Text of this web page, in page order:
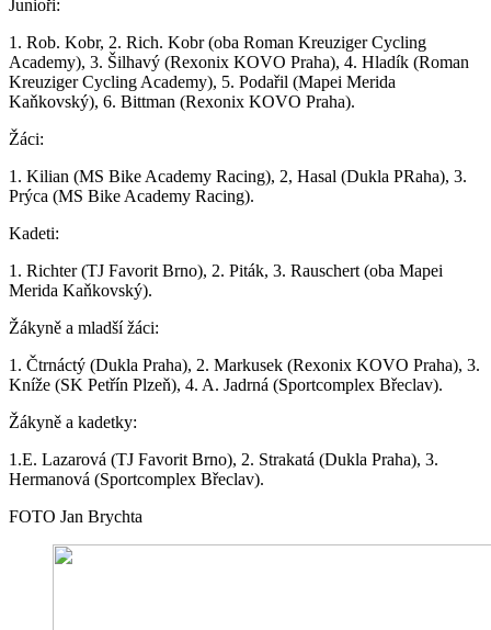
Junioři:
1. Rob. Kobr, 2. Rich. Kobr (oba Roman Kreuziger Cycling
Academy), 3. Šilhavý (Rexonix KOVO Praha), 4. Hladík (Roman
Kreuziger Cycling Academy), 5. Podařil (Mapei Merida
Kaňkovský), 6. Bittman (Rexonix KOVO Praha).
Žáci:
1. Kilian (MS Bike Academy Racing), 2, Hasal (Dukla PRaha), 3.
Prýca (MS Bike Academy Racing).
Kadeti:
1. Richter (TJ Favorit Brno), 2. Piták, 3. Rauschert (oba Mapei
Merida Kaňkovský).
Žákyně a mladší žáci:
1. Čtrnáctý (Dukla Praha), 2. Markusek (Rexonix KOVO Praha), 3.
Kníže (SK Petřín Plzeň), 4. A. Jadrná (Sportcomplex Břeclav).
Žákyně a kadetky:
1.E. Lazarová (TJ Favorit Brno), 2. Strakatá (Dukla Praha), 3.
Hermanová (Sportcomplex Břeclav).
FOTO Jan Brychta